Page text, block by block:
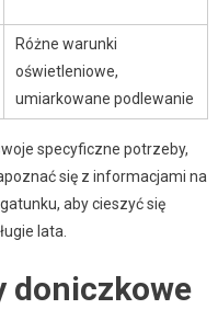
Różne warunki
oświetleniowe,
umiarkowane podlewanie
specyficzne potrzeby,
się z informacjami na
aby cieszyć się
lata.
doniczkowe